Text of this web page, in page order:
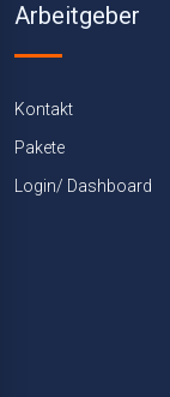
Arbeitgeber
Kontakt
Pakete
Login/ Dashboard